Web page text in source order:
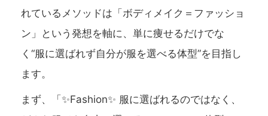
れているメソッドは「ボディメイク＝ファッショ
ン」という発想を軸に、単に痩せるだけでな
く“服に選ばれず自分が服を選べる体型”を目指し
ます。
まず、「✨Fashion✨ 服に選ばれるのではなく、